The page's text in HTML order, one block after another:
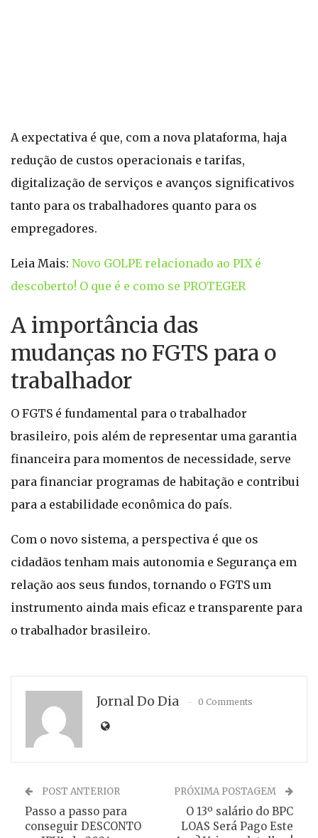
A expectativa é que, com a nova plataforma, haja
redução de custos operacionais e tarifas,
digitalização de serviços e avanços significativos
tanto para os trabalhadores quanto para os
empregadores.
Leia Mais: Novo GOLPE relacionado ao PIX é
descoberto! O que é e como se PROTEGER
A importância das
mudanças no FGTS para o
trabalhador
O FGTS é fundamental para o trabalhador
brasileiro, pois além de representar uma garantia
financeira para momentos de necessidade, serve
para financiar programas de habitação e contribui
para a estabilidade econômica do país.
Com o novo sistema, a perspectiva é que os
cidadãos tenham mais autonomia e Segurança em
relação aos seus fundos, tornando o FGTS um
instrumento ainda mais eficaz e transparente para
o trabalhador brasileiro.
Jornal Do Dia 0 Comments
POST ANTERIOR
Passo a passo para
conseguir DESCONTO
PRÓXIMA POSTAGEM
O 13º salário do BPC
LOAS Será Pago Este